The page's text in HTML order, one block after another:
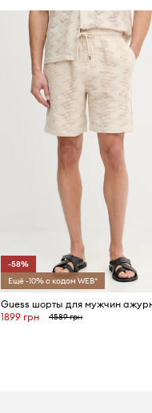
-58%
Ещё -10% с кодом WEB*
1899 грн 4589 грн